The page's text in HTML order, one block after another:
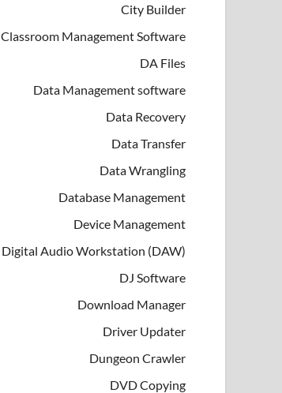
City Builder
Classroom Management Software
DA Files
Data Management software
Data Recovery
Data Transfer
Data Wrangling
Database Management
Device Management
Digital Audio Workstation (DAW)
DJ Software
Download Manager
Driver Updater
Dungeon Crawler
DVD Copying